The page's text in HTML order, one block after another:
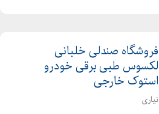
فروشگاه‌ صندلی خلبانی
لکسوس طبی برقی خودرو
استوک خارجی
نیاری